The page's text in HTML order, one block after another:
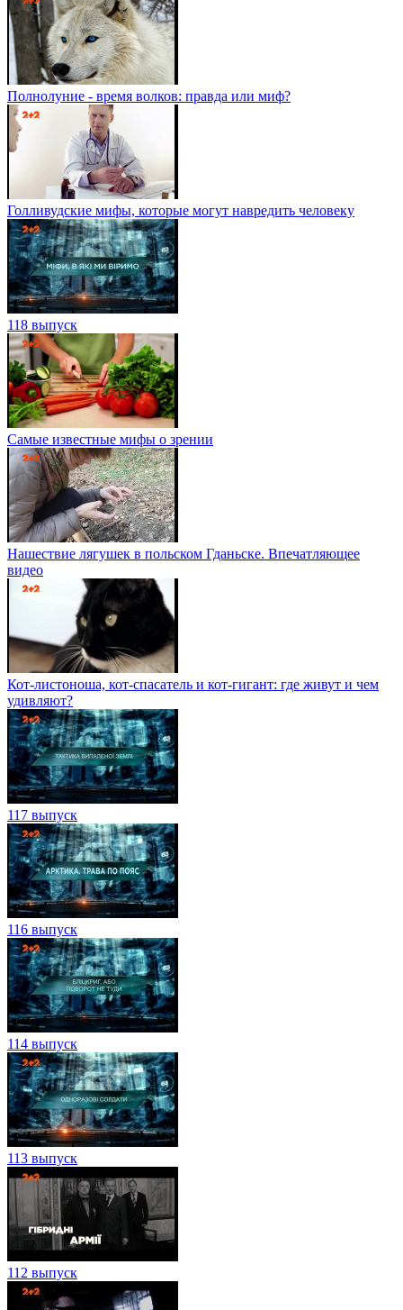
Полнолуние - время волков: правда или миф?
Голливудские мифы, которые могут навредить человеку
118 выпуск
Самые известные мифы о зрении
Нашествие лягушек в польском Гданьске. Впечатляющее
видео
Кот-листоноша, кот-спасатель и кот-гигант: где живут и чем
удивляют?
117 выпуск
116 выпуск
114 выпуск
113 выпуск
112 выпуск